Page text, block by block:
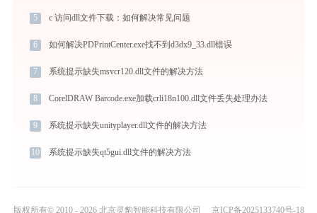
5 c 访问dll文件下载：如何解决常见问题
6 如何解决PDPrintCenter.exe找不到d3dx9_33.dll错误
7 系统提示缺失msvcr120.dll文件的解决方法
8 CorelDRAW Barcode.exe加载crli18n100.dll文件丢失处理办法
9 系统提示缺失unityplayer.dll文件的解决方法
10 系统提示缺失qt5gui.dll文件的解决方法
版权所有© 2010 - 2026 北京灵豹智能科技有限公司 京ICP备2025133740号-18